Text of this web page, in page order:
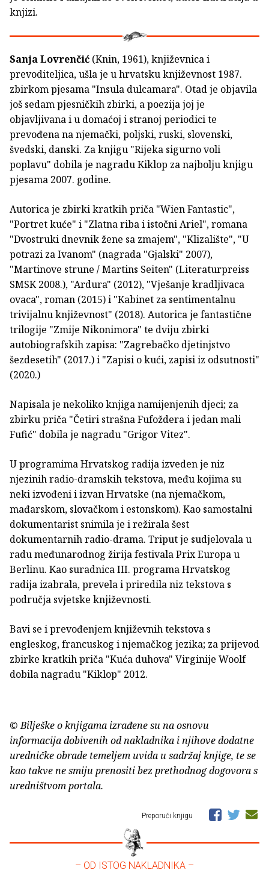
knjizi.
Sanja Lovrenčić (Knin, 1961), književnica i
prevoditeljica, ušla je u hrvatsku književnost 1987.
zbirkom pjesama "Insula dulcamara". Otad je objavila
još sedam pjesničkih zbirki, a poezija joj je
objavljivana i u domaćoj i stranoj periodici te
prevođena na njemački, poljski, ruski, slovenski,
švedski, danski. Za knjigu "Rijeka sigurno voli
poplavu" dobila je nagradu Kiklop za najbolju knjigu
pjesama 2007. godine.
Autorica je zbirki kratkih priča "Wien Fantastic",
"Portret kuće" i "Zlatna riba i istočni Ariel", romana
"Dvostruki dnevnik žene sa zmajem", "Klizalište", "U
potrazi za Ivanom" (nagrada "Gjalski" 2007),
"Martinove strune / Martins Seiten" (Literaturpreiss
SMSK 2008.), "Ardura" (2012), "Vješanje kradljivaca
ovaca", roman (2015) i "Kabinet za sentimentalnu
trivijalnu književnost" (2018). Autorica je fantastične
trilogije "Zmije Nikonimora" te dviju zbirki
autobiografskih zapisa: "Zagrebačko djetinjstvo
šezdesetih" (2017.) i "Zapisi o kući, zapisi iz odsutnosti"
(2020.)
Napisala je nekoliko knjiga namijenjenih djeci; za
zbirku priča "Četiri strašna Fufoždera i jedan mali
Fufić" dobila je nagradu "Grigor Vitez".
U programima Hrvatskog radija izveden je niz
njezinih radio-dramskih tekstova, među kojima su
neki izvođeni i izvan Hrvatske (na njemačkom,
mađarskom, slovačkom i estonskom). Kao samostalni
dokumentarist snimila je i režirala šest
dokumentarnih radio-drama. Triput je sudjelovala u
radu međunarodnog žirija festivala Prix Europa u
Berlinu. Kao suradnica III. programa Hrvatskog
radija izabrala, prevela i priredila niz tekstova s
područja svjetske književnosti.
Bavi se i prevođenjem književnih tekstova s
engleskog, francuskog i njemačkog jezika; za prijevod
zbirke kratkih priča "Kuća duhova" Virginije Woolf
dobila nagradu "Kiklop" 2012.
© Bilješke o knjigama izrađene su na osnovu
informacija dobivenih od nakladnika i njihove dodatne
uredničke obrade temeljem uvida u sadržaj knjige, te se
kao takve ne smiju prenositi bez prethodnog dogovora s
uredništvom portala.
Preporuči knjigu
– OD ISTOG NAKLADNIKA –